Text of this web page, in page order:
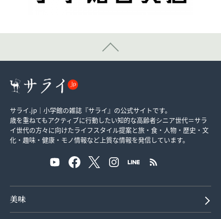
サライ.jp｜小学館の雑誌『サライ』の公式サイトです。
歳を重ねてもアクティブに行動したい知的な高齢者シニア世代＝サラ
イ世代の方々に向けたライフスタイル提案と旅・食・人物・歴史・文
化・趣味・健康・モノ情報など上質な情報を発信しています。
美味